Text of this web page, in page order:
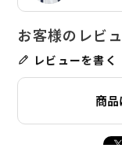
レビューを書く
商